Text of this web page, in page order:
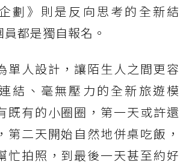
劃》則是反向思考的全新結
都是獨自報名。
單人設計，讓陌生人之間更容
結、毫無壓力的全新旅遊模
既有的小圈圈，第一天或許還
第二天開始自然地併桌吃飯，
忙拍照，到最後一天甚至約好